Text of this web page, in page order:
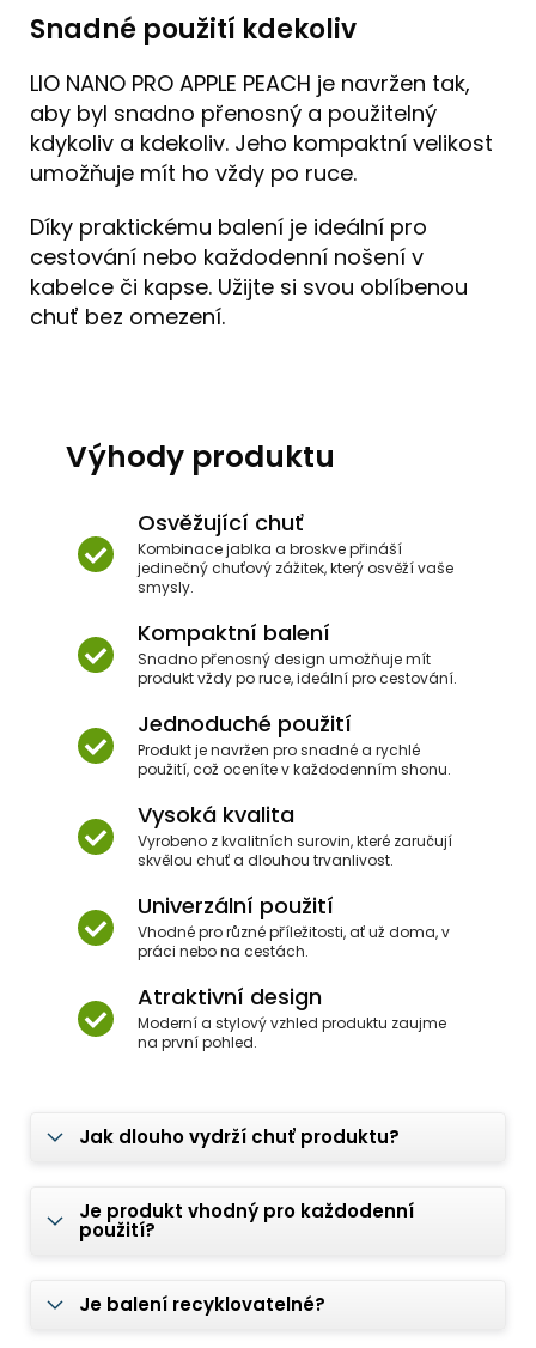
Snadné použití kdekoliv
LIO NANO PRO APPLE PEACH je navržen tak,
aby byl snadno přenosný a použitelný
kdykoliv a kdekoliv. Jeho kompaktní velikost
umožňuje mít ho vždy po ruce.
Díky praktickému balení je ideální pro
cestování nebo každodenní nošení v
kabelce či kapse. Užijte si svou oblíbenou
chuť bez omezení.
Výhody produktu
Osvěžující chuť
Kombinace jablka a broskve přináší
jedinečný chuťový zážitek, který osvěží vaše
smysly.
Kompaktní balení
Snadno přenosný design umožňuje mít
produkt vždy po ruce, ideální pro cestování.
Jednoduché použití
Produkt je navržen pro snadné a rychlé
použití, což oceníte v každodenním shonu.
Vysoká kvalita
Vyrobeno z kvalitních surovin, které zaručují
skvělou chuť a dlouhou trvanlivost.
Univerzální použití
Vhodné pro různé příležitosti, ať už doma, v
práci nebo na cestách.
Atraktivní design
Moderní a stylový vzhled produktu zaujme
na první pohled.
Jak dlouho vydrží chuť produktu?
Je produkt vhodný pro každodenní
použití?
Je balení recyklovatelné?